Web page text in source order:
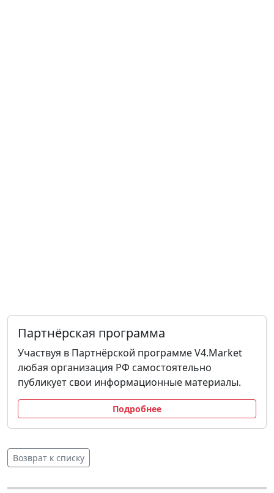
Партнёрская программа
Участвуя в Партнёрской программе V4.Market
любая организация РФ самостоятельно
публикует свои информационные материалы.
Подробнее
Возврат к списку